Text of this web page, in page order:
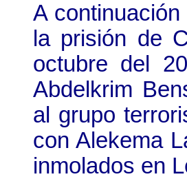
A
la prisión de
octubre del
Abdelkrim
al grupo
con Alekema
inmolados en